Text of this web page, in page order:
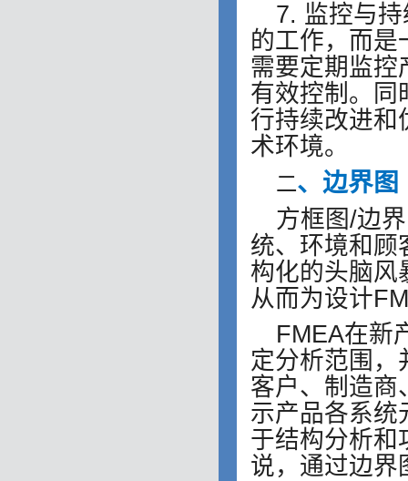
7. 监控与
的工作，而是
需要定期监控
有效控制。同
行持续改进和
术环境。
二、边界图
方框图/边
统、环境和顾
构化的头脑风
从而为设计
FMEA在新
定分析范围，
客户、制造商
示产品各系统
于结构分析和
说，通过边界